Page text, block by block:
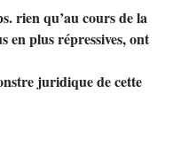
rien qu’au cours de la
en plus répressives, ont
juridique de cette